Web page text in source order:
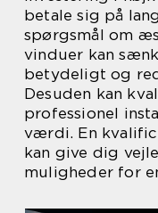
betale sig på
spørgsmål om
vinduer kan
betydeligt og
Desuden kan
professionel
værdi. En
kan give dig
muligheder for